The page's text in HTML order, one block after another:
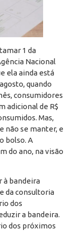
1 da
Nacional
ela ainda está
quando
consumidores
adicional de R$
Mas,
não se manter, e
bolso. A
do ano, na visão
à bandeira
da consultoria
dos
a bandeira.
dos próximos